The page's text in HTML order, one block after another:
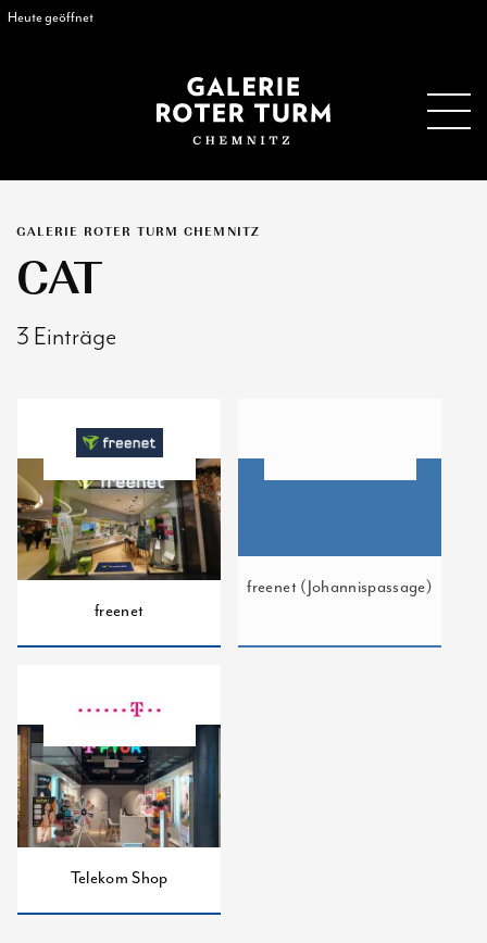
Heute geöffnet
GALERIE ROTER TURM CHEMNITZ
CAT
3 Einträge
freenet
freenet (Johannispassage)
Telekom Shop